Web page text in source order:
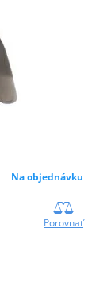
Na objednávku
Porovnať